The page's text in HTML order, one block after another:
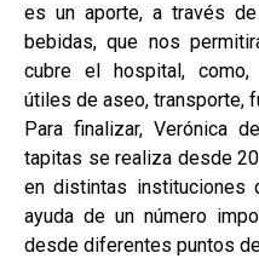
es un aporte, a través
bebidas, que nos
cubre el hospital, como,
útiles de aseo, transporte,
Para finalizar, Verónica
tapitas se realiza desde
en distintas
ayuda de un número
desde diferentes puntos